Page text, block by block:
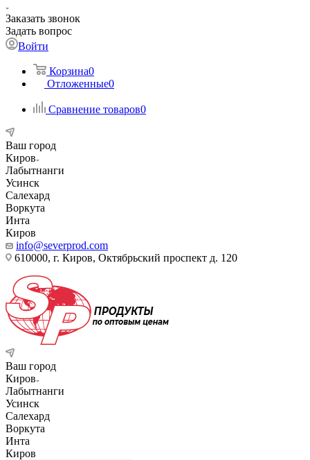
Заказать звонок
Задать вопрос
Войти
Корзина0
Отложенные0
Сравнение товаров0
Ваш город
Киров
Лабытнанги
Усинск
Салехард
Воркута
Инта
Киров
info@severprod.com
610000, г. Киров, Октябрьский проспект д. 120
Ваш город
Киров
Лабытнанги
Усинск
Салехард
Воркута
Инта
Киров